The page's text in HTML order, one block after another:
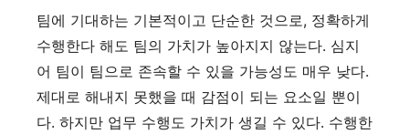
팀에 기대하는 기본적이고 단순한 것으로, 정확하게
수행한다 해도 팀의 가치가 높아지지 않는다. 심지
어 팀이 팀으로 존속할 수 있을 가능성도 매우 낮다.
제대로 해내지 못했을 때 감점이 되는 요소일 뿐이
다. 하지만 업무 수행도 가치가 생길 수 있다. 수행한